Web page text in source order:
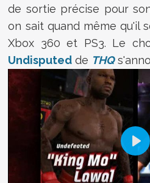
de sortie précise pour
on sait quand même qu'il
Xbox 360 et PS3. Le
Undisputed de THQ